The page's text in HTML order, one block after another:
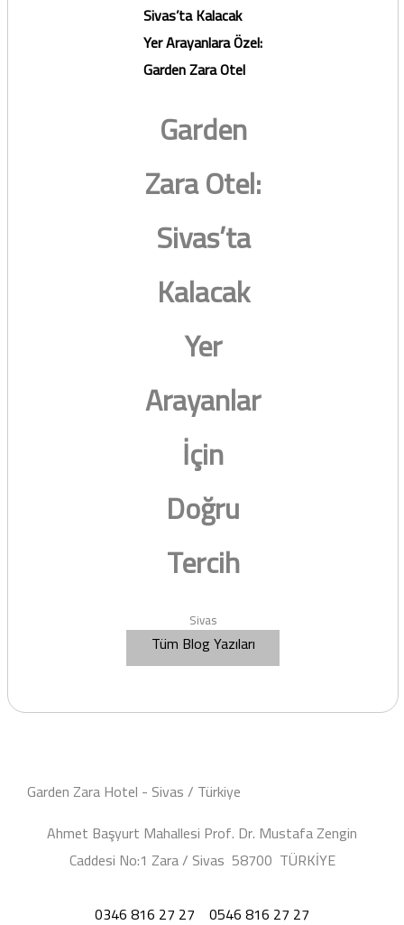
Sivas’ta Kalacak
Yer Arayanlara Özel:
Garden Zara Otel
Garden
Zara Otel:
Sivas’ta
Kalacak
Yer
Arayanlar
İçin
Doğru
Tercih
Sivas
Tüm Blog Yazıları
Garden Zara Hotel - Sivas / Türkiye
Ahmet Başyurt Mahallesi Prof. Dr. Mustafa Zengin
Caddesi No:1 Zara / Sivas 58700 TÜRKİYE
0346 816 27 27 0546 816 27 27